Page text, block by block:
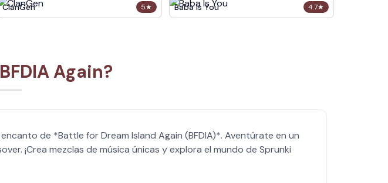
5★
ClanGen 4.7★
Baba Is You
Again?
de *Battle for Dream Island Again (BFDIA)*. Aventúrate en un
¡Crea mezclas de música únicas y explora el mundo de Sprunki